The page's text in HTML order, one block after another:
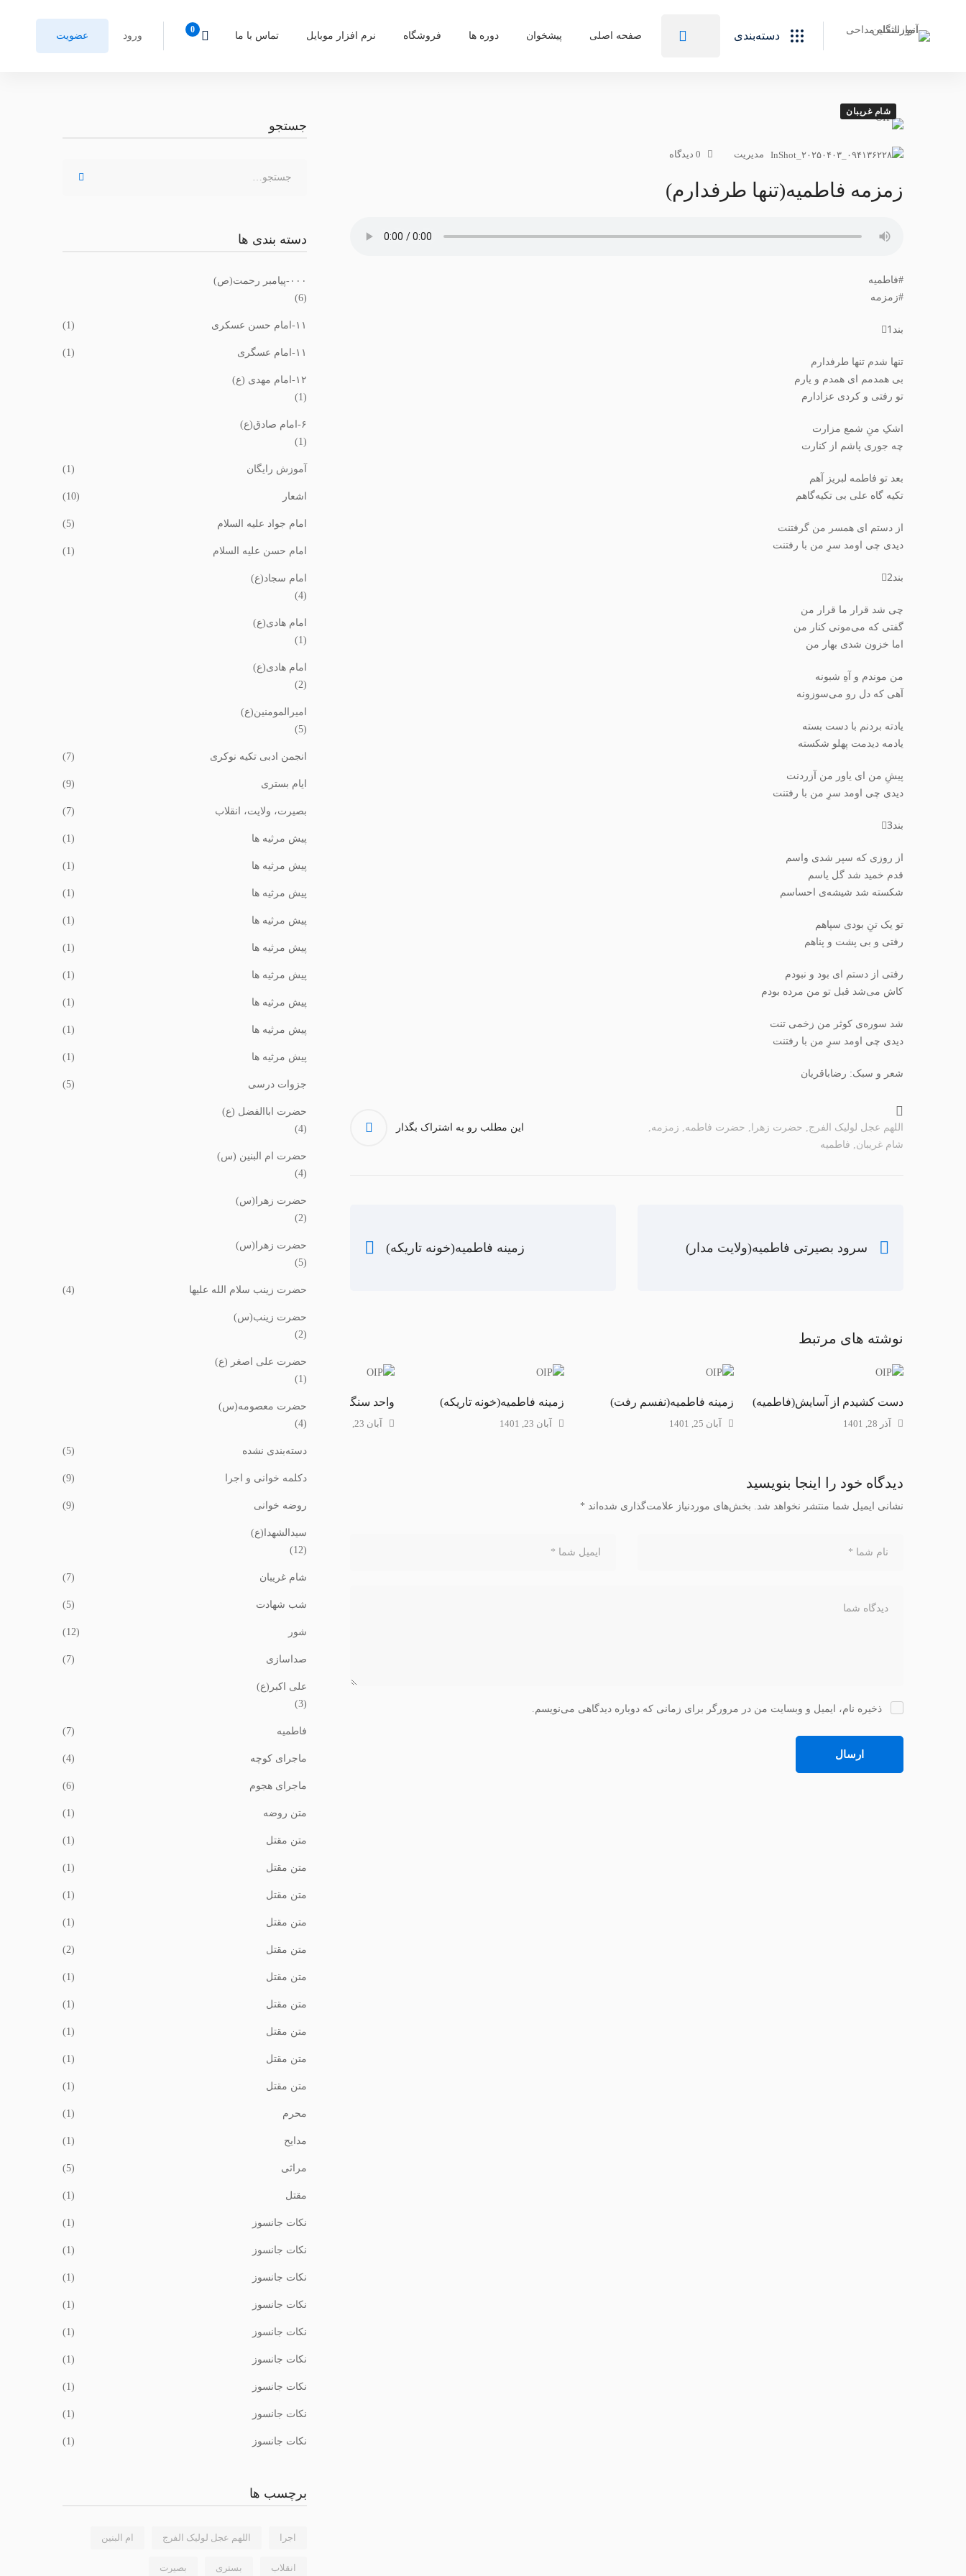
دسته‌بندی صفحه اصلی پیشخوان دوره ها فروشگاه نرم افزار موبایل تماس با ما ورود
عضویت
صفحه اصلی
انجمن ادبی تکیه نوکری مراثی فاطمیه زمزمه فاطمیه(تنها طرفدارم)
شام غریبان
مدیریت 0 دیدگاه‌
زمزمه فاطمیه(تنها طرفدارم)
#فاطمیه
#زمزمه
بند1⃣
تنها شدم تنها طرفدارم
بی همدمم ای همدم و یارم
تو رفتی و کردی عزادارم
اشکِ منِ شمع مزارت
چه جوری پاشم از کنارت
بعد تو فاطمه لبریز آهم
تکیه گاه علی بی تکیه‌گاهم
از دستم ای همسر من گرفتنت
دیدی چی اومد سرِ من با رفتنت
بند2⃣
چی شد قرار ما قرار من
گفتی که می‌مونی کنار من
اما خزون شدی بهار من
من موندم و آهِ شبونه
آهی که دل رو می‌سوزونه
یادته بردنم با دست بسته
یادمه دیدمت پهلو شکسته
پیشِ من ای یاور من آزردنت
دیدی چی اومد سرِ من با رفتنت
بند3⃣
از روزی که سپر شدی واسم
قدم خمید شد گل یاسم
شکسته شد شیشه‌ی احساسم
تو یک تنِ بودی سپاهم
رفتی و بی پشت و پناهم
رفتی از دستم ای بود و نبودم
کاش می‌شد قبل تو من مرده بودم
شد سوره‌ی کوثر من زخمی تنت
دیدی چی اومد سرِ من با رفتنت
شعر و سبک: رضاباقریان
اللهم عجل لولیک الفرج, حضرت زهرا , حضرت فاطمه, زمزمه,
شام غریبان, فاطمیه
این مطلب رو به اشتراک بگذار
سرود بصیرتی فاطمیه(ولایت مدار) زمینه فاطمیه(خونه تاریکه)
نوشته های مرتبط
دست کشیدم از آسایش(فاطمیه)
آذر 28, 1401
زمینه فاطمیه(نفسم رفت)
آبان 25, 1401
زمینه فاطمیه(خونه تاریکه)
آبان 23, 1401
واحد سنگین فاطمیه(فتنه)
آبان 23, 1401
زمینه فاطمیه(نور خونه)
دیدگاه خود را اینجا بنویسید
نشانی ایمیل شما منتشر نخواهد شد. بخش‌های موردنیاز علامت‌گذاری شده‌اند *
ذخیره نام، ایمیل و وبسایت من در مرورگر برای زمانی که دوباره دیدگاهی می‌نویسم.
جستجو
دسته بندی ها
٠٠٠-پیامبر رحمت(ص)
(6)
١١-امام حسن عسکری (1)
١١-امام عسگری (1)
١٢-امام مهدی (ع)
(1)
۶-امام صادق(ع)
(1)
آموزش رایگان (1)
اشعار (10)
امام جواد علیه السلام (5)
امام حسن علیه السلام (1)
امام سجاد(ع)
(4)
امام هادی(ع)
(1)
امام هادی(ع)
(2)
امیرالمومنین(ع)
(5)
انجمن ادبی تکیه نوکری (7)
ایام بستری (9)
بصیرت، ولایت، انقلاب (7)
پیش مرثیه ها (1)
پیش مرثیه ها (1)
پیش مرثیه ها (1)
پیش مرثیه ها (1)
پیش مرثیه ها (1)
پیش مرثیه ها (1)
پیش مرثیه ها (1)
پیش مرثیه ها (1)
پیش مرثیه ها (1)
جزوات درسی (5)
حضرت اباالفضل (ع)
(4)
حضرت ام البنین (س)
(4)
حضرت زهرا(س)
(2)
حضرت زهرا(س)
(5)
حضرت زینب سلام الله علیها (4)
حضرت زینب(س)
(2)
حضرت علی اصغر (ع)
(1)
حضرت معصومه(س)
(4)
دسته‌بندی نشده (5)
دکلمه خوانی و اجرا (9)
روضه خوانی (9)
سیدالشهدا(ع)
(12)
شام غریبان (7)
شب شهادت (5)
شور (12)
صداسازی (7)
علی اکبر(ع)
(3)
فاطمیه (7)
ماجرای کوچه (4)
ماجرای هجوم (6)
متن روضه (1)
متن مقتل (1)
متن مقتل (1)
متن مقتل (1)
متن مقتل (1)
متن مقتل (2)
متن مقتل (1)
متن مقتل (1)
متن مقتل (1)
متن مقتل (1)
متن مقتل (1)
محرم (1)
مدایح (1)
مراثی (5)
مقتل (1)
نکات جانسوز (1)
نکات جانسوز (1)
نکات جانسوز (1)
نکات جانسوز (1)
نکات جانسوز (1)
نکات جانسوز (1)
نکات جانسوز (1)
نکات جانسوز (1)
نکات جانسوز (1)
برچسب ها
اجرا اللهم عجل لولیک الفرج ام البنین
انقلاب بستری بصیرت